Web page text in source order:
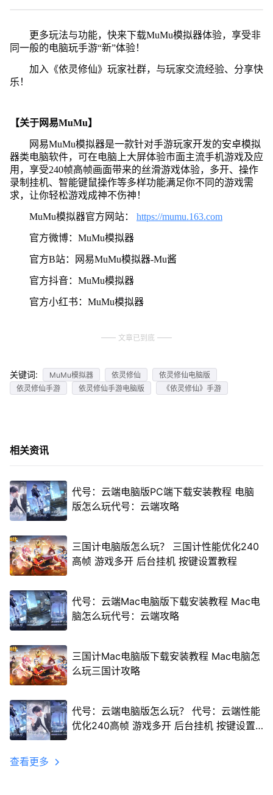
更多玩法与功能，快来下载MuMu模拟器体验，享受非
同一般的电脑玩手游“新”体验！
加入《依灵修仙》玩家社群，与玩家交流经验、分享快
乐！
【关于网易MuMu】
网易MuMu模拟器是一款针对手游玩家开发的安卓模拟
器类电脑软件，可在电脑上大屏体验市面主流手机游戏及应
用，享受240帧高帧画面带来的丝滑游戏体验，多开、操作
录制挂机、智能键鼠操作等多样功能满足你不同的游戏需
求，让你轻松游戏成神不伤神！
MuMu模拟器官方网站： https://mumu.163.com
官方微博：MuMu模拟器
官方B站：网易MuMu模拟器-Mu酱
官方抖音：MuMu模拟器
官方小红书：MuMu模拟器
文章已到底
关键词: MuMu模拟器 依灵修仙
依灵修仙电脑版
依灵修仙手游
依灵修仙手游电脑版 《依灵修仙》手游
相关资讯
代号：云端电脑版PC端下载安装教程 电脑
版怎么玩代号：云端攻略
三国计电脑版怎么玩？ 三国计性能优化240
高帧 游戏多开 后台挂机 按键设置教程
代号：云端Mac电脑版下载安装教程 Mac电
脑怎么玩代号：云端攻略
三国计Mac电脑版下载安装教程 Mac电脑怎
么玩三国计攻略
代号：云端电脑版怎么玩？ 代号：云端性能
优化240高帧 游戏多开 后台挂机 按键设置
查看更多